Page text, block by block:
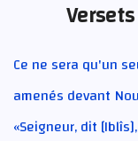
Ce ne sera qu'un
amenés devant
«Seigneur, dit